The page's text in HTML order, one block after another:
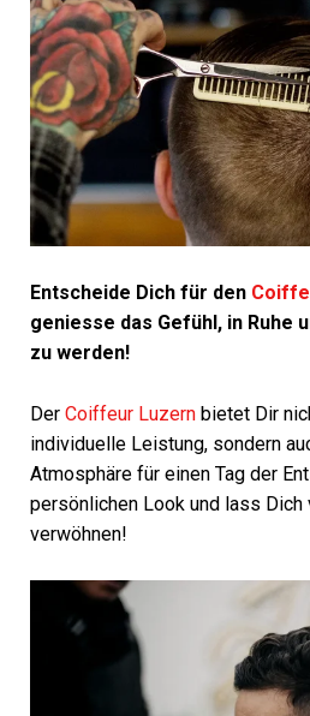
Entscheide Dich für den
geniesse das Gefühl, in Ruhe
zu werden!
Der Coiffeur Luzern bietet Dir
individuelle Leistung, sondern
Atmosphäre für einen Tag der
persönlichen Look und lass Dich
verwöhnen!